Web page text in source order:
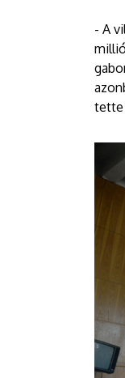
- A
tette